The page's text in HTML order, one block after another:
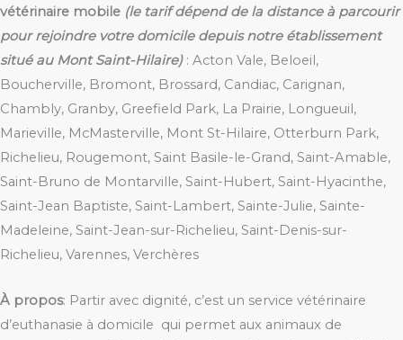
vétérinaire mobile (le tarif dépend de la distance à parcourir
pour rejoindre votre domicile depuis notre établissement
situé au Mont Saint-Hilaire) : Acton Vale, Beloeil,
Boucherville, Bromont, Brossard, Candiac, Carignan,
Chambly, Granby, Greefield Park, La Prairie, Longueuil,
Marieville, McMasterville, Mont St-Hilaire, Otterburn Park,
Richelieu, Rougemont, Saint Basile-le-Grand, Saint-Amable,
Saint-Bruno de Montarville, Saint-Hubert, Saint-Hyacinthe,
Saint-Jean Baptiste, Saint-Lambert, Sainte-Julie, Sainte-
Madeleine, Saint-Jean-sur-Richelieu, Saint-Denis-sur-
Richelieu, Varennes, Verchères
À propos: Partir avec dignité, c’est un service vétérinaire
d’euthanasie à domicile qui permet aux animaux de